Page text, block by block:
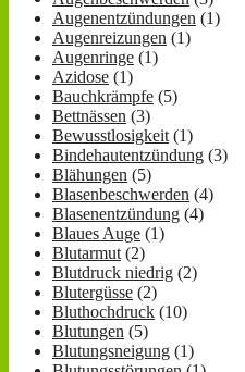
Augenentzündungen (1)
Augenreizungen (1)
Augenringe (1)
Azidose (1)
Bauchkrämpfe (5)
Bettnässen (3)
Bewusstlosigkeit (1)
Bindehautentzündung (3)
Blähungen (5)
Blasenbeschwerden (4)
Blasenentzündung (4)
Blaues Auge (1)
Blutarmut (2)
Blutdruck niedrig (2)
Blutergüsse (2)
Bluthochdruck (10)
Blutungen (5)
Blutungsneigung (1)